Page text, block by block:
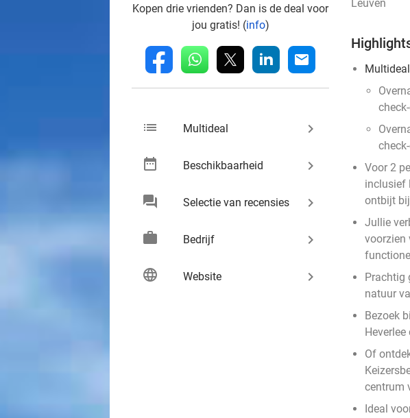
Kopen drie vrienden? Dan is de deal voor
jou gratis! (info)
fb whatsapp linkedin mail
list Multideal keyboard_arrow_right
date_range Beschikbaarheid keyboard_arrow_right
chat Selectie van recensies keyboard_arrow_right
work Bedrijf keyboard_arrow_right
language Website keyboard_arrow_right
Leuven
Voor 2
inclusief
ontbijt
Jullie
voorzien
Prachtig
natuur
Bezoek
Of
centrum
Ideal